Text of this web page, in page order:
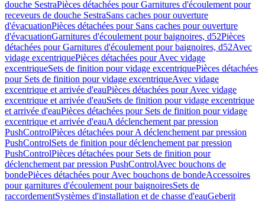
douche SestraPièces détachées pour Garnitures d'écoulement pour
receveurs de douche SestraSans caches pour ouverture
d'évacuationPièces détachées pour Sans caches pour ouverture
d'évacuationGarnitures d'écoulement pour baignoires, d52Pièces
détachées pour Garnitures d'écoulement pour baignoires, d52Avec
vidage excentriquePièces détachées pour Avec vidage
excentriqueSets de finition pour vidage excentriquePièces détachées
pour Sets de finition pour vidage excentriqueAvec vidage
excentrique et arrivée d'eauPièces détachées pour Avec vidage
excentrique et arrivée d'eauSets de finition pour vidage excentrique
et arrivée d'eauPièces détachées pour Sets de finition pour vidage
excentrique et arrivée d'eauA déclenchement par pression
PushControlPièces détachées pour A déclenchement par pression
PushControlSets de finition pour déclenchement par pression
PushControlPièces détachées pour Sets de finition pour
déclenchement par pression PushControlAvec bouchons de
bondePièces détachées pour Avec bouchons de bondeAccessoires
pour garnitures d'écoulement pour baignoiresSets de
raccordementSystèmes d'installation et de chasse d'eauGeberit